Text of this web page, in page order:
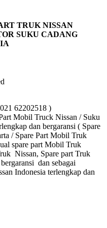
TRUK NISSAN
SUKU CADANG
62202518 )
Mobil Truck Nissan / Suku
dan bergaransi ( Spare
/ Spare Part Mobil Truk
spare part Mobil Truk
Nissan, Spare part Truk
dan sebagai
Indonesia terlengkap dan